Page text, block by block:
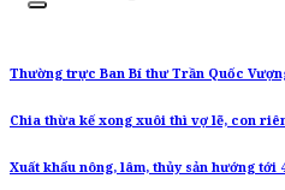
Thường trực Ban Bí thư Trần Quốc
Chia thừa kế xong xuôi thì vợ lẽ, con
Xuất khẩu nông, lâm, thủy sản hướng tới